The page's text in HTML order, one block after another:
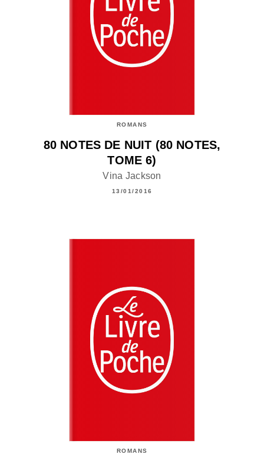
ROMANS
80 NOTES DE NUIT (80 NOTES,
TOME 6)
Vina Jackson
13/01/2016
ROMANS